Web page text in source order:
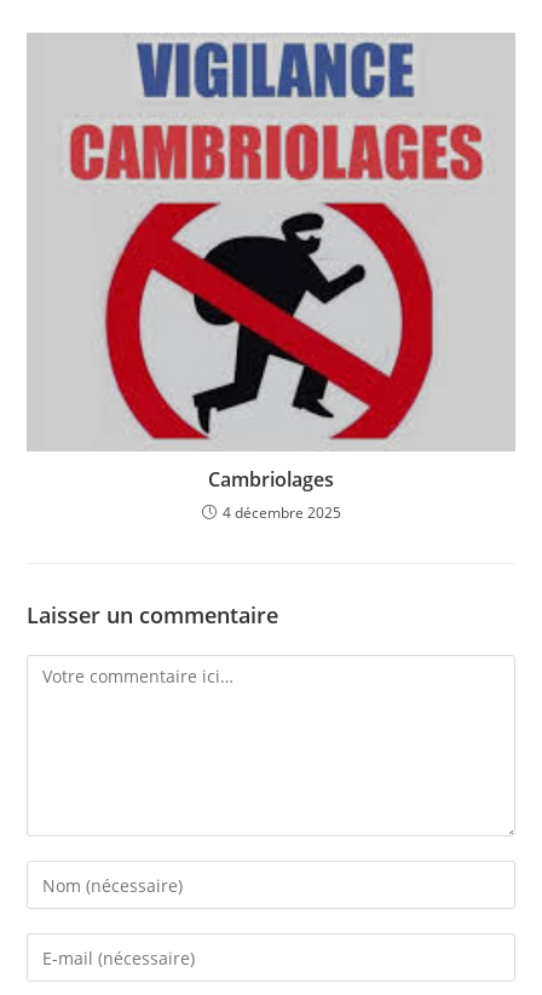
Cambriolages
4 décembre 2025
Laisser un commentaire
Comment
Enter
your
name
Enter
your